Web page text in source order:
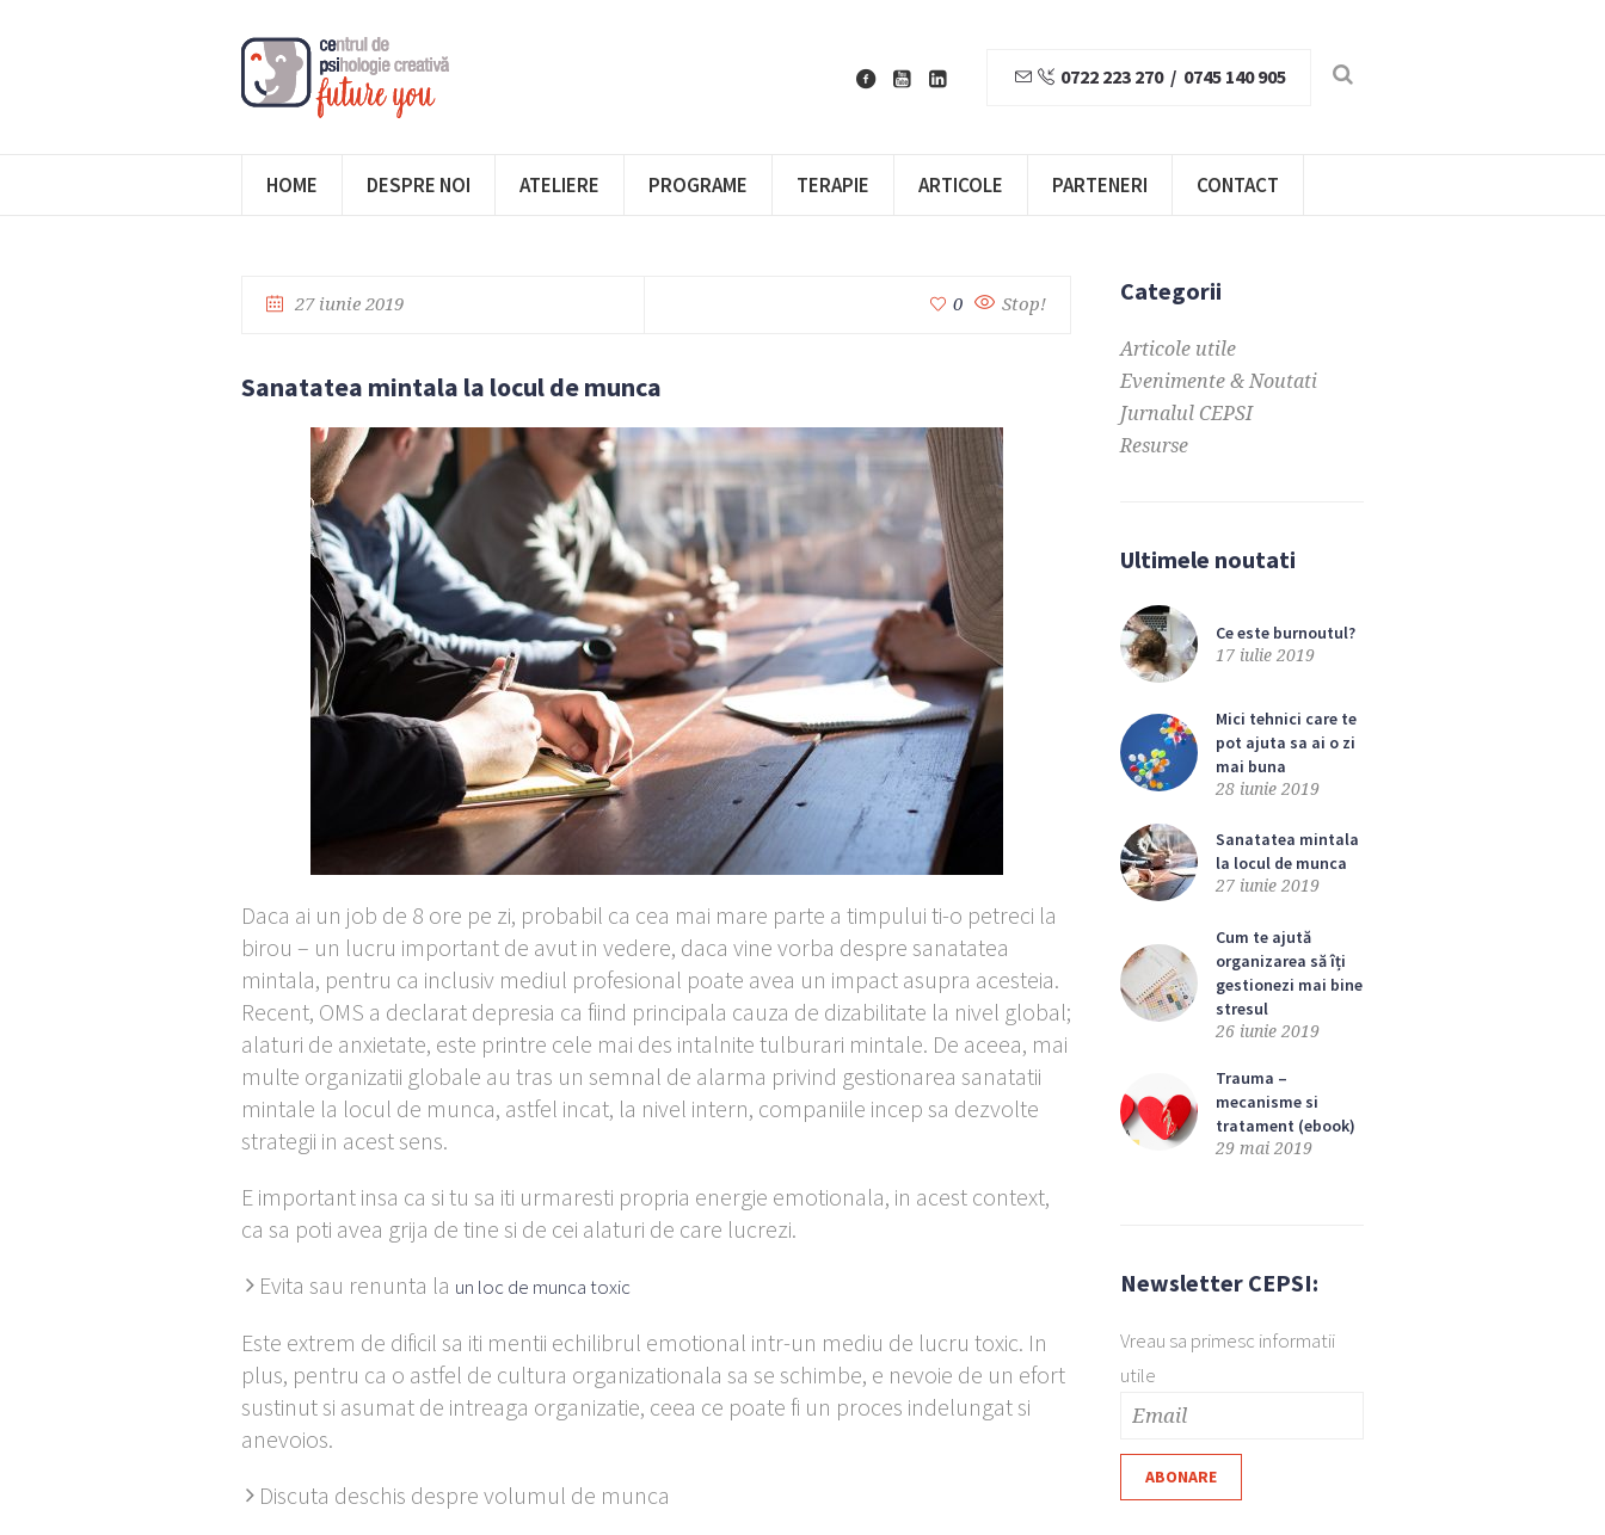
0722 223 270 / 0745 140 905
HOME DESPRE NOI ATELIERE PROGRAME TERAPIE ARTICOLE PARTENERI CONTACT
27 iunie 2019 0 Stop!
Sanatatea mintala la locul de munca
Daca ai un job de 8 ore pe zi, probabil ca cea mai mare parte a timpului ti-o petreci la
birou – un lucru important de avut in vedere, daca vine vorba despre sanatatea
mintala, pentru ca inclusiv mediul profesional poate avea un impact asupra acesteia.
Recent, OMS a declarat depresia ca fiind principala cauza de dizabilitate la nivel global;
alaturi de anxietate, este printre cele mai des intalnite tulburari mintale. De aceea, mai
multe organizatii globale au tras un semnal de alarma privind gestionarea sanatatii
mintale la locul de munca, astfel incat, la nivel intern, companiile incep sa dezvolte
strategii in acest sens.
E important insa ca si tu sa iti urmaresti propria energie emotionala, in acest context,
ca sa poti avea grija de tine si de cei alaturi de care lucrezi.
Evita sau renunta la un loc de munca toxic
Este extrem de dificil sa iti mentii echilibrul emotional intr-un mediu de lucru toxic. In
plus, pentru ca o astfel de cultura organizationala sa se schimbe, e nevoie de un efort
sustinut si asumat de intreaga organizatie, ceea ce poate fi un proces indelungat si
anevoios.
Discuta deschis despre volumul de munca
Categorii
Articole utile
Evenimente & Noutati
Jurnalul CEPSI
Resurse
Ultimele noutati
Ce este burnoutul?
17 iulie 2019
Mici tehnici care te
pot ajuta sa ai o zi
mai buna
28 iunie 2019
Sanatatea mintala
la locul de munca
27 iunie 2019
Cum te ajută
organizarea să îți
gestionezi mai bine
stresul
26 iunie 2019
Trauma –
mecanisme si
tratament (ebook)
29 mai 2019
Newsletter CEPSI:
Vreau sa primesc informatii
utile